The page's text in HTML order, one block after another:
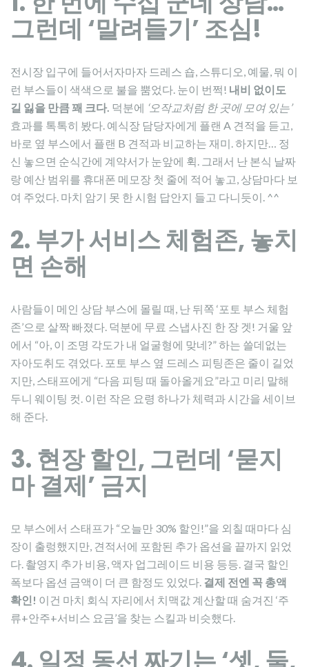
그런데 ‘말려들기’ 조심!
전시장 입구에 들어서자마자 드레스 숍, 스튜디오, 예물, 뭐 이
런 부스들이 색색으로 불을 뿜었다. 눈이 번쩍! 내비 없이도
길 잃을 만큼 꽤 크다. 덕분에 ‘오작교처럼 한 곳에 모여 있는’
효과를 톡톡히 봤다. 예식장 담당자에게 플랜 A 견적을 듣고,
바로 옆 부스에서 플랜 B 견적과 비교하는 재미. 하지만… 정
신 놓으면 순식간에 계약서가 눈앞에 휙. 그래서 난 본식 날짜
랑 예산 범위를 휴대폰 메모장 첫 줄에 적어 놓고, 상담마다 보
여 주었다. 마치 암기 못 한 시험 답안지 들고 다니듯이. ^^
2. 부가 서비스 체험존, 놓치
면 손해
사람들이 메인 상담 부스에 몰릴 때, 난 뒤쪽 ‘포토 부스 체험
존’으로 살짝 빠졌다. 덕분에 무료 스냅사진 한 장 겟! 거울 앞
에서 “아, 이 조명 각도가 내 얼굴형에 맞네?” 하는 쓸데없는
자아도취도 겪었다. 포토 부스 옆 드레스 피팅존은 줄이 길었
지만, 스태프에게 “다음 피팅 때 돌아올게요”라고 미리 말해
두니 웨이팅 컷. 이런 작은 요령 하나가 체력과 시간을 세이브
해 준다.
3. 현장 할인, 그런데 ‘묻지
마 결제’ 금지
모 부스에서 스태프가 “오늘만 30% 할인!”을 외칠 때마다 심
장이 출렁했지만, 견적서에 포함된 추가 옵션을 끝까지 읽었
다. 촬영지 추가 비용, 액자 업그레이드 비용 등등. 결국 할인
폭보다 옵션 금액이 더 큰 함정도 있었다. 결제 전엔 꼭 총액
확인! 이건 마치 회식 자리에서 치맥값 계산할 때 숨겨진 ‘주
류+안주+서비스 요금’을 찾는 스킬과 비슷했다.